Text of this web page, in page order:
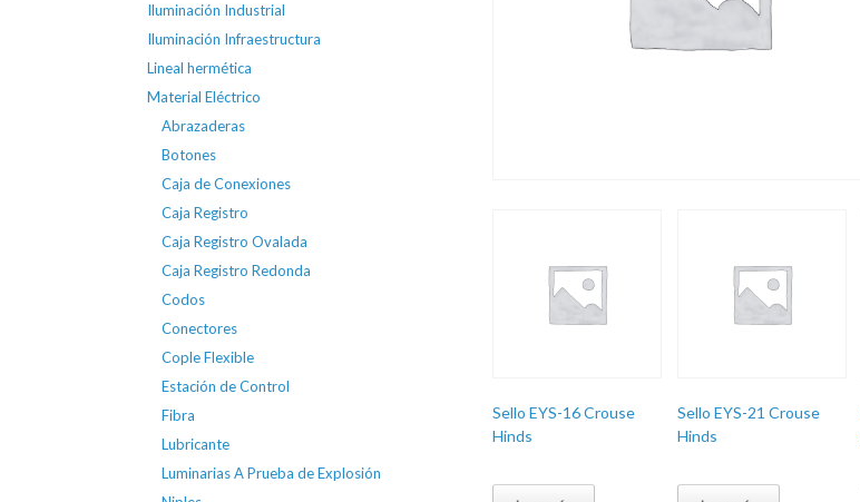
Sello EYS-16 Crouse
Hinds
Sello EYS-21 Crouse
Hinds
Iluminación Industrial
Iluminación Infraestructura
Lineal hermética
Material Eléctrico
Abrazaderas
Botones
Caja de Conexiones
Caja Registro
Caja Registro Ovalada
Caja Registro Redonda
Codos
Conectores
Cople Flexible
Estación de Control
Fibra
Lubricante
Luminarias A Prueba de Explosión